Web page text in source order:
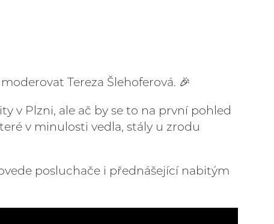
Tereza Šlehoferová. 🎉
v Plzni, ale ač by se to na první pohled
v minulosti vedla, stály u zrodu
posluchače i přednášející nabitým